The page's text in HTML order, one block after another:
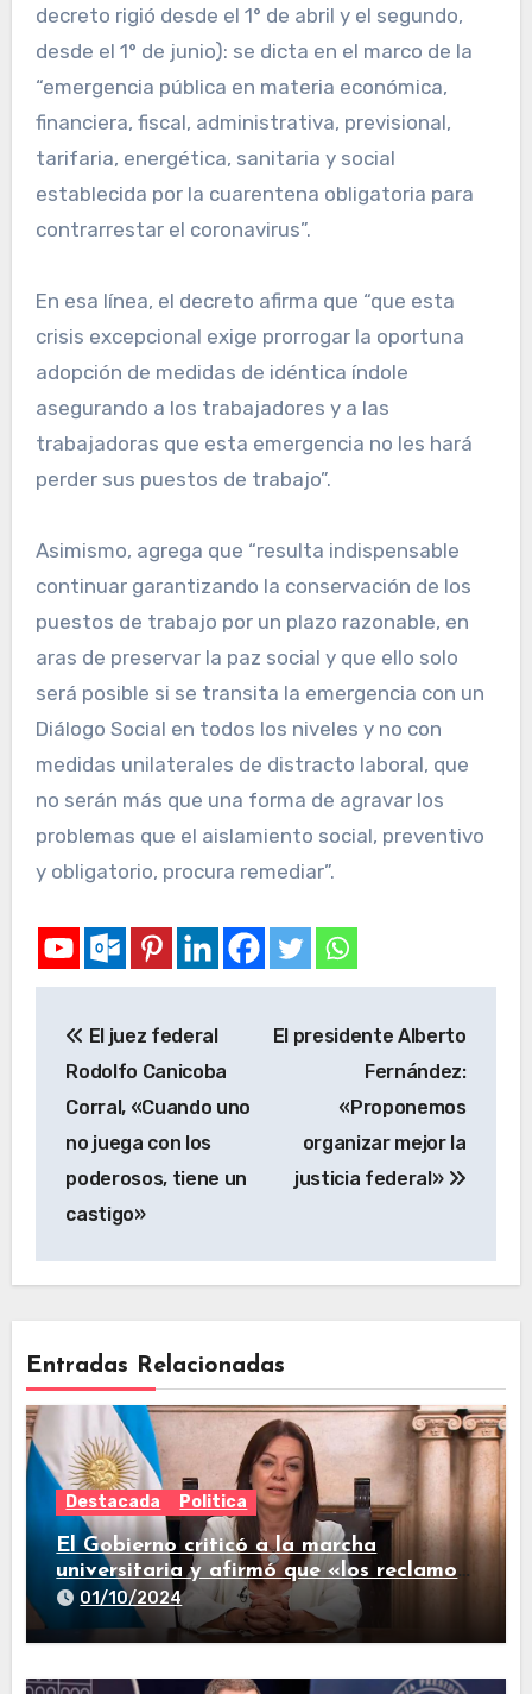
decreto rigió desde el 1° de abril y el segundo,
desde el 1° de junio): se dicta en el marco de la
“emergencia pública en materia económica,
financiera, fiscal, administrativa, previsional,
tarifaria, energética, sanitaria y social
establecida por la cuarentena obligatoria para
contrarrestar el coronavirus”.
En esa línea, el decreto afirma que “que esta
crisis excepcional exige prorrogar la oportuna
adopción de medidas de idéntica índole
asegurando a los trabajadores y a las
trabajadoras que esta emergencia no les hará
perder sus puestos de trabajo”.
Asimismo, agrega que “resulta indispensable
continuar garantizando la conservación de los
puestos de trabajo por un plazo razonable, en
aras de preservar la paz social y que ello solo
será posible si se transita la emergencia con un
Diálogo Social en todos los niveles y no con
medidas unilaterales de distracto laboral, que
no serán más que una forma de agravar los
problemas que el aislamiento social, preventivo
y obligatorio, procura remediar”.
El juez federal
Rodolfo Canicoba
Corral, «Cuando uno
no juega con los
poderosos, tiene un
castigo»
El presidente Alberto
Fernández:
«Proponemos
organizar mejor la
justicia federal»
Entradas Relacionadas
Destacada Politica
El Gobierno criticó a la marcha
universitaria y afirmó que «los reclamos
están todos resueltos»
01/10/2024